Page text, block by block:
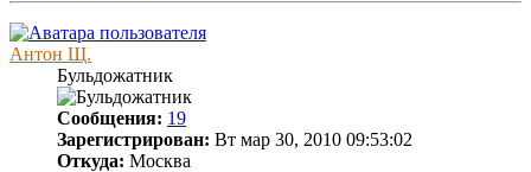
Антон Щ.
Бульдожатник
Сообщения: 19
Зарегистрирован: Вт мар 30, 2010 09:53:02
Откуда: Москва